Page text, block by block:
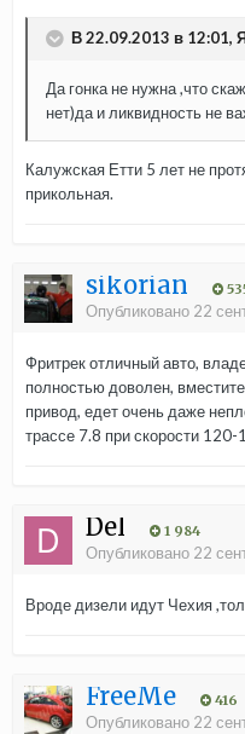
В 22.09.2013 в 12:01,
Да гонка не нужна ,что
нет)да и ликвидность не
Калужская Етти 5 лет не
прикольная.
sikorian
Опубликовано 22
Фритрек отличный авто,
полностью доволен,
привод, едет очень даже
трассе 7.8 при скорости 120-
Del 1 984
Опубликовано 22
Вроде дизели идут Чехия
FreeMe 416
Опубликовано 22